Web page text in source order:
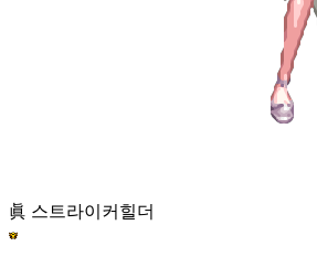
眞 스트라이커 힐더